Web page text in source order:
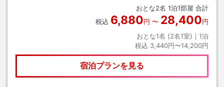
おとな2名 1泊1部屋 合計
税込 6,880円 〜 28,400円
おとな1名 (2名1室)｜ 1泊
税込 3,440円〜14,200円
宿泊プランを見る